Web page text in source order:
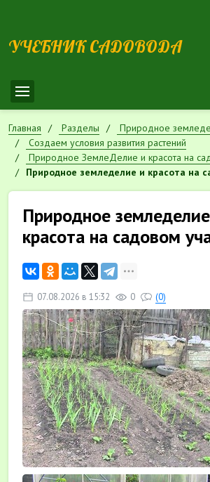
УЧЕБНИК САДОВОДА
Главная Разделы
Природное
Cоздаем условия развития растений
Природное ЗемлеДелие и красота на
Природное земледелие и красота на
Природное
красота на садовом
07.08.2026 в 15:32 0 (0)